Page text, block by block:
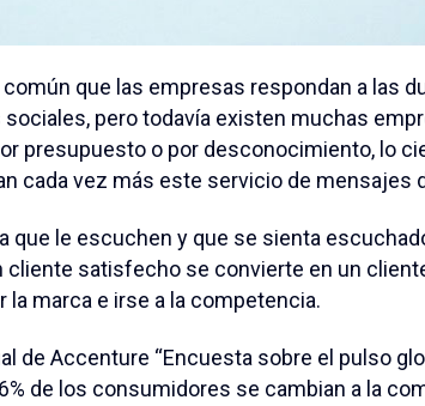
que las empresas respondan a las
pero todavía existen muchas
presupuesto o por desconocimiento, lo
cada vez más este servicio de mensajes
que le escuchen y que se sienta
cliente satisfecho se convierte en un
la marca e irse a la competencia.
de Accenture “Encuesta sobre el pulso
de los consumidores se cambian a la